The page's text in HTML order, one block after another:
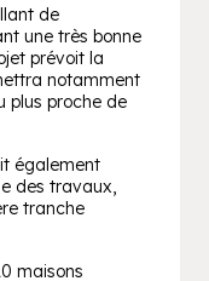
de
une très bonne
prévoit la
notamment
plus proche de
également
des travaux,
tranche
maisons